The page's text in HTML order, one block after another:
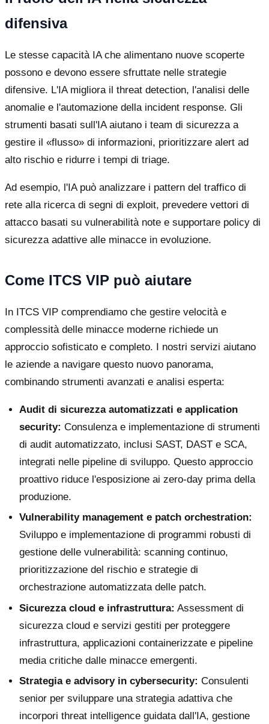
difensiva
Le stesse capacità IA che alimentano nuove scoperte
possono e devono essere sfruttate nelle strategie
difensive. L'IA migliora il threat detection, l'analisi delle
anomalie e l'automazione della incident response. Gli
strumenti basati sull'IA aiutano i team di sicurezza a
gestire il «flusso» di informazioni, prioritizzare alert ad
alto rischio e ridurre i tempi di triage.
Ad esempio, l'IA può analizzare i pattern del traffico di
rete alla ricerca di segni di exploit, prevedere vettori di
attacco basati su vulnerabilità note e supportare policy di
sicurezza adattive alle minacce in evoluzione.
Come ITCS VIP può aiutare
In ITCS VIP comprendiamo che gestire velocità e
complessità delle minacce moderne richiede un
approccio sofisticato e completo. I nostri servizi aiutano
le aziende a navigare questo nuovo panorama,
combinando strumenti avanzati e analisi esperta:
Audit di sicurezza automatizzati e application
security: Consulenza e implementazione di strumenti
di audit automatizzato, inclusi SAST, DAST e SCA,
integrati nelle pipeline di sviluppo. Questo approccio
proattivo riduce l'esposizione ai zero-day prima della
produzione.
Vulnerability management e patch orchestration:
Sviluppo e implementazione di programmi robusti di
gestione delle vulnerabilità: scanning continuo,
prioritizzazione del rischio e strategie di
orchestrazione automatizzata delle patch.
Sicurezza cloud e infrastruttura: Assessment di
sicurezza cloud e servizi gestiti per proteggere
infrastruttura, applicazioni containerizzate e pipeline
media critiche dalle minacce emergenti.
Strategia e advisory in cybersecurity: Consulenti
senior per sviluppare una strategia adattiva che
incorpori threat intelligence guidata dall'IA, gestione